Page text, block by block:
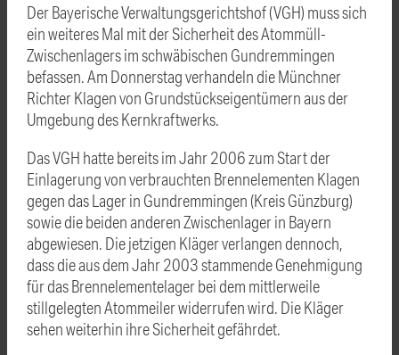
Der Bayerische Verwaltungsgerichtshof (VGH) muss sich
ein weiteres Mal mit der Sicherheit des Atommüll-
Zwischenlagers im schwäbischen Gundremmingen
befassen. Am Donnerstag verhandeln die Münchner
Richter Klagen von Grundstückseigentümern aus der
Umgebung des Kernkraftwerks.
Das VGH hatte bereits im Jahr 2006 zum Start der
Einlagerung von verbrauchten Brennelementen Klagen
gegen das Lager in Gundremmingen (KreisGünzburg)
sowie die beiden anderen Zwischenlager in Bayern
abgewiesen. Die jetzigen Kläger verlangen dennoch,
dass die aus dem Jahr 2003 stammende Genehmigung
für das Brennelementelager bei dem mittlerweile
stillgelegten Atommeiler widerrufen wird. Die Kläger
sehen weiterhin ihre Sicherheit gefährdet.